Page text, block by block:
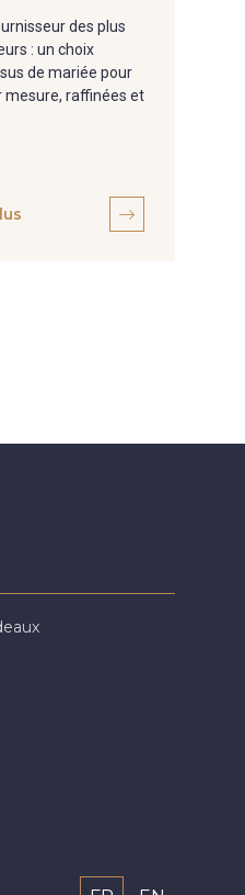
des plus
: un choix
de mariée pour
mesure, raffinées et